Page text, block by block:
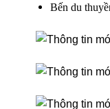
Bến du